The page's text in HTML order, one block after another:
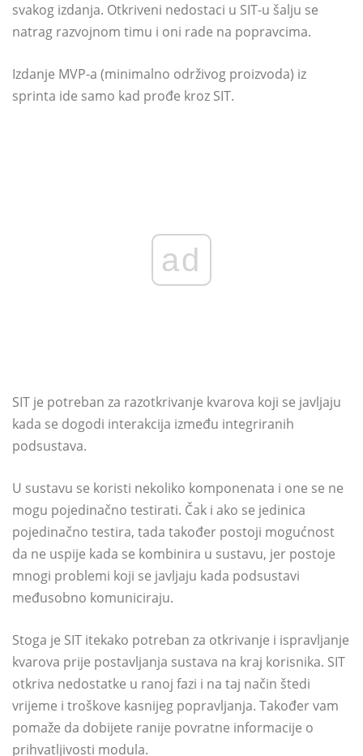
svakog izdanja. Otkriveni nedostaci u SIT-u šalju se
natrag razvojnom timu i oni rade na popravcima.
Izdanje MVP-a (minimalno održivog proizvoda) iz
sprinta ide samo kad prođe kroz SIT.
ad
SIT je potreban za razotkrivanje kvarova koji se javljaju
kada se dogodi interakcija između integriranih
podsustava.
U sustavu se koristi nekoliko komponenata i one se ne
mogu pojedinačno testirati. Čak i ako se jedinica
pojedinačno testira, tada također postoji mogućnost
da ne uspije kada se kombinira u sustavu, jer postoje
mnogi problemi koji se javljaju kada podsustavi
međusobno komuniciraju.
Stoga je SIT itekako potreban za otkrivanje i ispravljanje
kvarova prije postavljanja sustava na kraj korisnika. SIT
otkriva nedostatke u ranoj fazi i na taj način štedi
vrijeme i troškove kasnijeg popravljanja. Također vam
pomaže da dobijete ranije povratne informacije o
prihvatljivosti modula.